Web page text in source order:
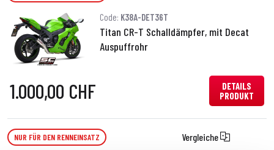
Code: K38A-DET36T
Titan CR-T Schalldämpfer, mit Decat
Auspuffrohr
1.000,00 CHF
DETAILS
PRODUKT
NUR FÜR DEN RENNEINSATZ Vergleiche